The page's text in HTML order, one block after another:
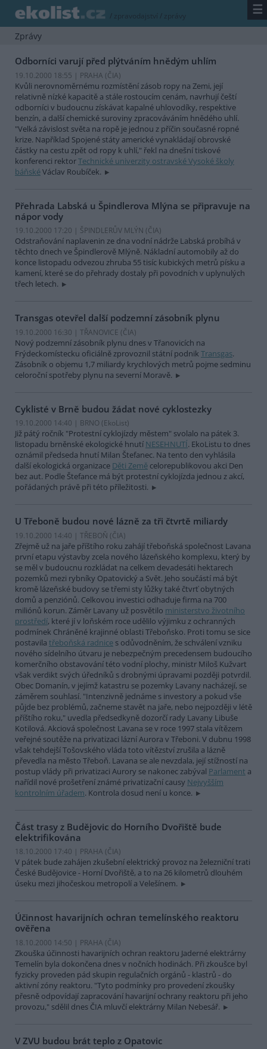
/ zpravodajství / zprávy ☰
Zprávy
Odborníci varují před plýtváním hnědým uhlím
19.10.2000 18:55 | PRAHA (ČIA)
Kvůli nerovnoměrnému rozmístění zásob ropy na Zemi, její
relativně nízké kapacitě a stále rostoucím cenám, navrhují čeští
odborníci v budoucnu získávat kapalné uhlovodíky, respektive
benzín, a další chemické suroviny zpracováváním hnědého uhlí.
"Velká závislost světa na ropě je jednou z příčin současné ropné
krize. Například Spojené státy americké vynakládají obrovské
částky na cestu zpět od ropy k uhlí," řekl na dnešní tiskové
konferenci rektorTechnické univerzity ostravské Vysoké školy
báňskéVáclav Roubíček.
Přehrada Labská u Špindlerova Mlýna se připravuje na
nápor vody
19.10.2000 17:20 | ŠPINDLERŮV MLÝN (ČIA)
Odstraňování naplavenin ze dna vodní nádrže Labská probíhá v
těchto dnech ve Špindlerově Mlýně. Nákladní automobily až do
konce listopadu odvezou zhruba 55 tisíc kubických metrů písku a
kamení, které se do přehrady dostaly při povodních v uplynulých
třech letech.
Transgas otevřel další podzemní zásobník plynu
19.10.2000 16:30 | TŘANOVICE (ČIA)
Nový podzemní zásobník plynu dnes v Třanovicích na
Frýdeckomístecku oficiálně zprovoznil státní podnik Transgas.
Zásobník o objemu 1,7 miliardy krychlových metrů pojme sedminu
celoroční spotřeby plynu na severní Moravě.
Cyklisté v Brně budou žádat nové cyklostezky
19.10.2000 14:40 | BRNO (EkoList)
Již pátý ročník "Protestní cyklojízdy městem" svolalo na pátek 3.
listopadu brněnské ekologické hnutí NESEHNUTÍ. EkoListu to dnes
oznámil předseda hnutí Milan Štefanec. Na tento den vyhlásila
další ekologická organizace Děti Země celorepublikovou akci Den
bez aut. Podle Štefance má být protestní cyklojízda jednou z akcí,
pořádaných právě při této příležitosti.
U Třeboně budou nové lázně za tři čtvrtě miliardy
19.10.2000 14:40 | TŘEBOŇ (ČIA)
Zřejmě už na jaře příštího roku zahájí třeboňská společnost Lavana
první etapu výstavby zcela nového lázeňského komplexu, který by
se měl v budoucnu rozkládat na celkem devadesáti hektarech
pozemků mezi rybníky Opatovický a Svět. Jeho součástí má být
kromě lázeňské budovy se třemi sty lůžky také čtvrť obytných
domů a penziónů. Celkovou investici odhaduje firma na 700
miliónů korun. Záměr Lavany už posvětilo ministerstvo životního
prostředí, které jí v loňském roce udělilo výjimku z ochranných
podmínek Chráněné krajinné oblasti Třeboňsko. Proti tomu se sice
postavila třeboňská radnice s odůvodněním, že schválení vzniku
nového sídelního útvaru je nebezpečným precedensem budoucího
komerčního obstavování této vodní plochy, ministr Miloš Kužvart
však verdikt svých úředníků s drobnými úpravami později potvrdil.
Obec Domanín, v jejímž katastru se pozemky Lavany nacházejí, se
záměrem souhlasí. "Intenzivně jednáme s investory a pokud vše
půjde bez problémů, začneme stavět na jaře, nebo nejpozději v létě
příštího roku," uvedla předsedkyně dozorčí rady Lavany Libuše
Kotilová. Akciová společnost Lavana se v roce 1997 stala vítězem
veřejné soutěže na privatizaci lázní Aurora v Třeboni. V dubnu 1998
však tehdejší Tošovského vláda toto vítězství zrušila a lázně
převedla na město Třeboň. Lavana se ale nevzdala, její stížností na
postup vlády při privatizaci Aurory se nakonec zabýval Parlament a
nařídil nové prošetření známé privatizační causy Nejvyšším
kontrolním úřadem. Kontrola dosud není u konce.
Část trasy z Budějovic do Horního Dvořiště bude
elektrifikována
18.10.2000 17:40 | PRAHA (ČIA)
V pátek bude zahájen zkušební elektrický provoz na železniční trati
České Budějovice - Horní Dvořiště, a to na 26 kilometrů dlouhém
úseku mezi jihočeskou metropolí a Velešínem.
Účinnost havarijních ochran temelínského reaktoru
ověřena
18.10.2000 14:50 | PRAHA (ČIA)
Zkouška účinnosti havarijních ochran reaktoru Jaderné elektrárny
Temelín byla dokončena dnes v nočních hodinách. Při zkoušce byl
fyzicky proveden pád skupin regulačních orgánů - klastrů - do
aktivní zóny reaktoru. "Tyto podmínky pro provedení zkoušky
přesně odpovídají zapracování havarijní ochrany reaktoru při jeho
provozu," sdělil dnes ČIA mluvčí elektrárny Milan Nebesář.
V ZVU budou brát teplo z Opatovic